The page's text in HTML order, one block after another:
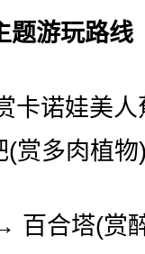
题游玩路线
诺娃美人
赏多肉植物
合塔(赏